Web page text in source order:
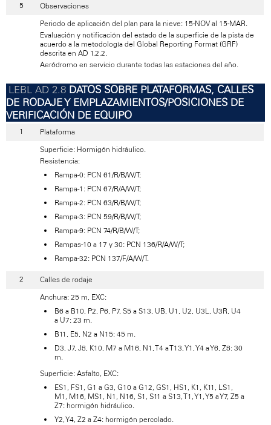
Observaciones
Periodo de aplicación del plan para la nieve: 15-NOV al 15-MAR.
Evaluación y notificación del estado de la superficie de la pista de
acuerdo a la metodología del Global Reporting Format (GRF)
descrita en AD 1.2.2.
Aeródromo en servicio durante todas las estaciones del año.
DATOS SOBRE PLATAFORMAS, CALLES
DE RODAJE Y EMPLAZAMIENTOS/POSICIONES DE
VERIFICACIÓN DE EQUIPO
Plataforma
Superficie: Hormigón hidráulico.
Resistencia:
Rampa-0: PCN 61/R/B/W/T;
Rampa-1: PCN 67/R/A/W/T;
Rampa-2: PCN 63/R/B/W/T;
Rampa-3: PCN 59/R/B/W/T;
Rampa-9: PCN 74/R/B/W/T;
Rampas-10 a 17 y 30: PCN 136/R/A/W/T;
Rampa-32: PCN 137/F/A/W/T.
Calles de rodaje
Anchura: 25 m, EXC:
B6 a B10, P2, P6, P7, S5 a S13, UB, U1, U2, U3L, U3R, U4
a U7: 23 m.
B11, E5, N2 a N15: 45 m.
D3, J7, J8, K10, M7 a M16, N1, T4 a T13, Y1, Y4 a Y6, Z8: 30
m.
Superficie: Asfalto, EXC:
ES1, FS1, G1 a G3, G10 a G12, GS1, HS1, K1, K11, LS1,
M1, M16, MS1, N1, N16, S1, S11 a S13, T1, Y1, Y5 a Y7, Z5 a
Z7: hormigón hidráulico.
Y2, Y4, Z2 a Z4: hormigón percolado.